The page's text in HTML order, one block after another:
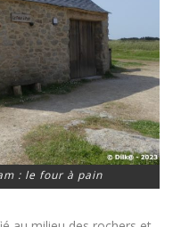
: le four à pain